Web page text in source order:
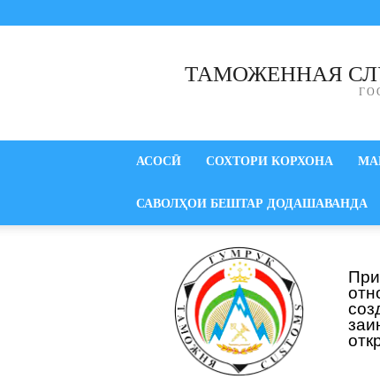
ТАМОЖЕННАЯ
АСОСӢ СОХТОРИ КОРХОНА
САВОЛҲОИ БЕШТАР ДОДАШАВАНДА